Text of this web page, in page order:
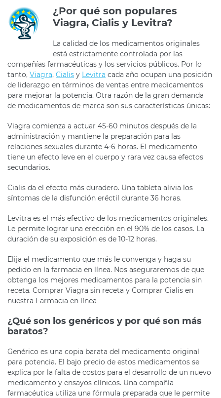
¿Por qué son populares
Viagra, Cialis y Levitra?
La calidad de los medicamentos originales
está estrictamente controlada por las
compañías farmacéuticas y los servicios públicos. Por lo
tanto, Viagra, Cialis y Levitra cada año ocupan una posición
de liderazgo en términos de ventas entre medicamentos
para mejorar la potencia. Otra razón de la gran demanda
de medicamentos de marca son sus características únicas:
Viagra comienza a actuar 45-60 minutos después de la
administración y mantiene la preparación para las
relaciones sexuales durante 4-6 horas. El medicamento
tiene un efecto leve en el cuerpo y rara vez causa efectos
secundarios.
Cialis da el efecto más duradero. Una tableta alivia los
síntomas de la disfunción eréctil durante 36 horas.
Levitra es el más efectivo de los medicamentos originales.
Le permite lograr una erección en el 90% de los casos. La
duración de su exposición es de 10-12 horas.
Elija el medicamento que más le convenga y haga su
pedido en la farmacia en línea. Nos aseguraremos de que
obtenga los mejores medicamentos para la potencia sin
receta. Comprar Viagra sin receta y Comprar Cialis en
nuestra Farmacia en línea
¿Qué son los genéricos y por qué son más
baratos?
Genérico es una copia barata del medicamento original
para potencia. El bajo precio de estos medicamentos se
explica por la falta de costos para el desarrollo de un nuevo
medicamento y ensayos clínicos. Una compañía
farmacéutica utiliza una fórmula preparada que le permite